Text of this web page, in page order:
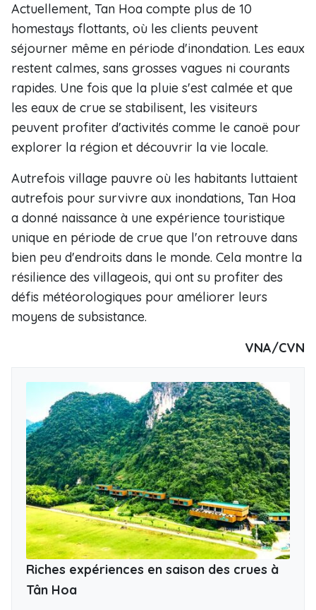
Actuellement, Tan Hoa compte plus de 10
homestays flottants, où les clients peuvent
séjourner même en période d'inondation. Les eaux
restent calmes, sans grosses vagues ni courants
rapides. Une fois que la pluie s'est calmée et que
les eaux de crue se stabilisent, les visiteurs
peuvent profiter d'activités comme le canoë pour
explorer la région et découvrir la vie locale.
Autrefois village pauvre où les habitants luttaient
autrefois pour survivre aux inondations, Tan Hoa
a donné naissance à une expérience touristique
unique en période de crue que l'on retrouve dans
bien peu d'endroits dans le monde. Cela montre la
résilience des villageois, qui ont su profiter des
défis météorologiques pour améliorer leurs
moyens de subsistance.
VNA/CVN
Riches expériences en saison des crues à
Tân Hoa